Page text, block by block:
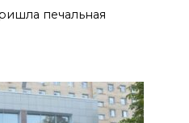
печальная